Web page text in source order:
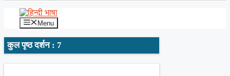
Menu
कुल पृष्ठ दर्शन : 7